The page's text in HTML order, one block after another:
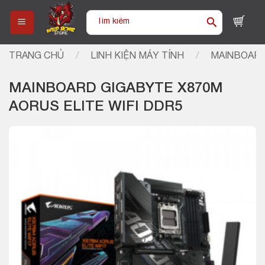
content
Tìm
TRANG CHỦ / LINH KIỆN MÁY TÍNH /
MAINBOARD GIGABYTE X870M
AORUS ELITE WIFI DDR5